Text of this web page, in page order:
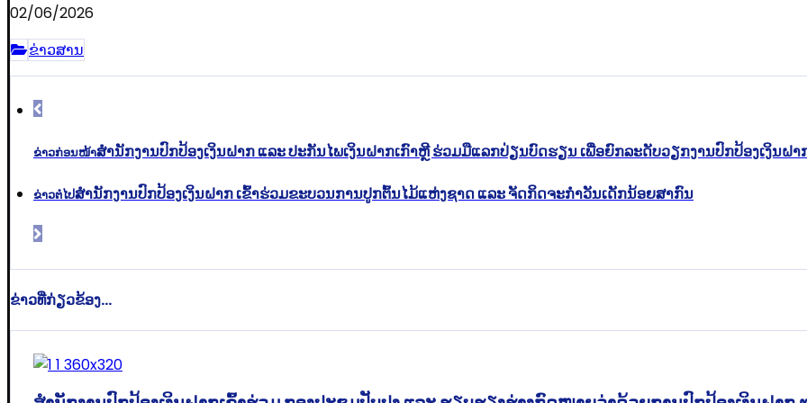
02/06/2026
ຂ່າວສານ
ຂ່າວກ່ອນໜ້າສຳນັກງານປົກປ້ອງເງິນຝາກ ແລະ ປະກັນໄພເງິນຝາກເກົາຫຼີ ຮ່ວມມືແລກປ່ຽນບົດຮຽນ ເພື່ອຍົກລະດັບວຽກງານປົກປ້ອງເງິນຝາ
ຂ່າວຕໍ່ໄປສໍານັກງານປົກປ້ອງເງິນຝາກ ເຂົ້າຮ່ວມຂະບວນການປູກຕົ້ນໄມ້ແຫ່ງຊາດ ແລະ ຈັດກິດຈະກຳວັນເດັກນ້ອຍສາກົນ
ຂ່າວທີ່ກ່ຽວຂ້ອງ...